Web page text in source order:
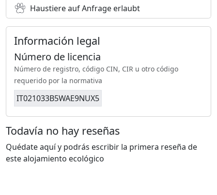
Haustiere auf Anfrage erlaubt
Información legal
Número de licencia
Número de registro, código CIN, CIR u otro código
requerido por la normativa
IT021033B5WAE9NUX5
Todavía no hay reseñas
Quédate aquí y podrás escribir la primera reseña de
este alojamiento ecológico